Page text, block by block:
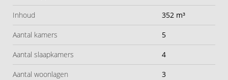
kinderen te laten spelen of gezellig buiten te zitten.
Kortom: een instapklare, energiezuinige en verrassend
complete woning op een geliefde plek in Gorinchem-
Oost.
Inhoud 352 m³
Aantal kamers 5
Aantal slaapkamers 4
Aantal woonlagen 3